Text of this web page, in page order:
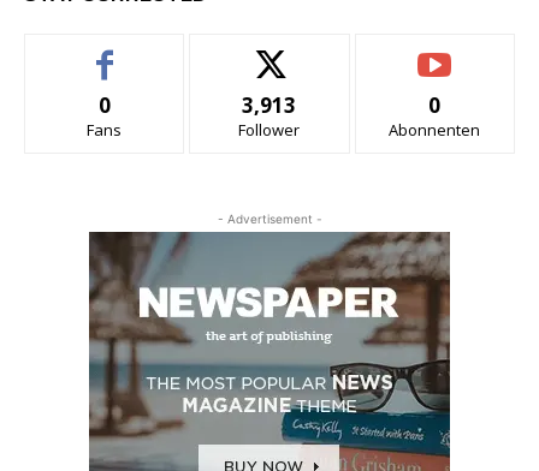
0
Fans
3,913
Follower
0
Abonnenten
- Advertisement -